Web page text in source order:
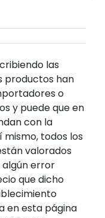
las
productos han
o
y puede que en
con la
todos los
valorados
algún error
que dicho
en esta página